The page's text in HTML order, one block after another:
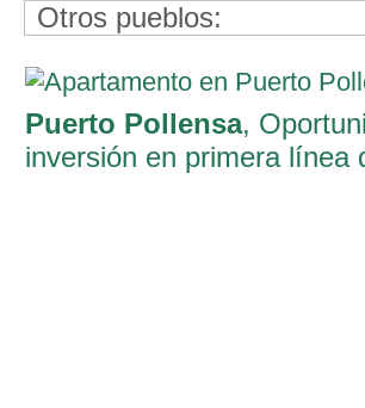
Otros pueblos:
Puerto Pollensa,
inversión en primera línea